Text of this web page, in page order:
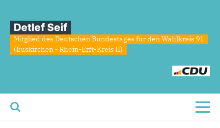
Detlef Seif
Mitglied des Deutschen Bundestages für den Wahlkreis 91
(Euskirchen - Rhein-Erft-Kreis II)